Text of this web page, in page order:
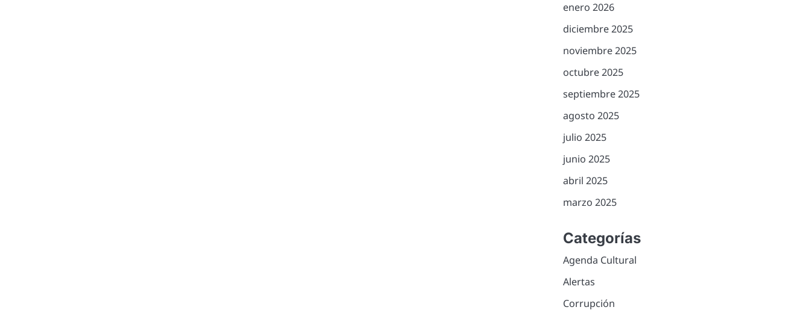
enero 2026
diciembre 2025
noviembre 2025
octubre 2025
septiembre 2025
agosto 2025
julio 2025
junio 2025
abril 2025
marzo 2025
Categorías
Agenda Cultural
Alertas
Corrupción